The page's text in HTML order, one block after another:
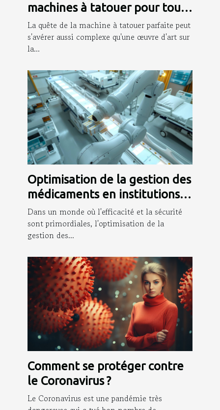
machines à tatouer pour tout
niveau
La quête de la machine à tatouer parfaite peut
s'avérer aussi complexe qu'une œuvre d'art sur
la...
Optimisation de la gestion des
médicaments en institutions
de soins
Dans un monde où l'efficacité et la sécurité
sont primordiales, l'optimisation de la
gestion des...
Comment se protéger contre
le Coronavirus ?
Le Coronavirus est une pandémie très